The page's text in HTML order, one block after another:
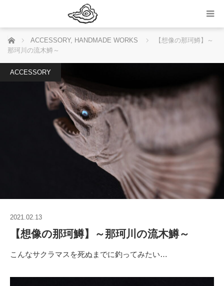
ホーム ACCESSORY, HANDMADE WORKS
【想像の那珂鱒】～
那珂川の流木鱒～
ACCESSORY
2021.02.13
【想像の那珂鱒】～那珂川の流木鱒～
こんなサクラマスを死ぬまでに釣ってみたい…